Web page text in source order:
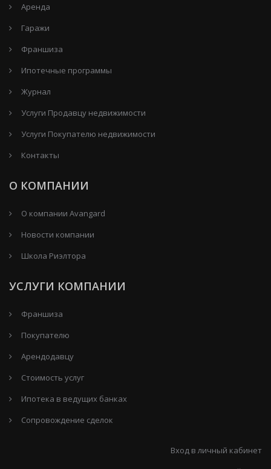
Аренда
Гаражи
Франшиза
Ипотечные программы
Журнал
Услуги Продавцу недвижимости
Услуги Покупателю недвижимости
Контакты
О КОМПАНИИ
О компании Avangard
Новости компании
Школа Риэлтора
УСЛУГИ КОМПАНИИ
Франшиза
Покупателю
Арендодавцу
Стоимость услуг
Ипотека в ведущих банках
Сопровождение сделок
Вход в личный кабинет